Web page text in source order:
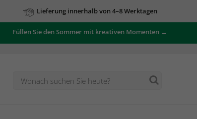
Lieferung innerhalb von 4–8 Werktagen
Füllen Sie den Sommer mit kreativen Momenten →